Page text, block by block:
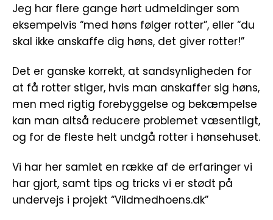
Jeg har flere gange hørt udmeldinger som
eksempelvis “med høns følger rotter”, eller “du
skal ikke anskaffe dig høns, det giver rotter!”
Det er ganske korrekt, at sandsynligheden for
at få rotter stiger, hvis man anskaffer sig høns,
men med rigtig forebyggelse og bekæmpelse
kan man altså reducere problemet væsentligt,
og for de fleste helt undgå rotter i hønsehuset.
Vi har her samlet en række af de erfaringer vi
har gjort, samt tips og tricks vi er stødt på
undervejs i projekt “Vildmedhoens.dk”